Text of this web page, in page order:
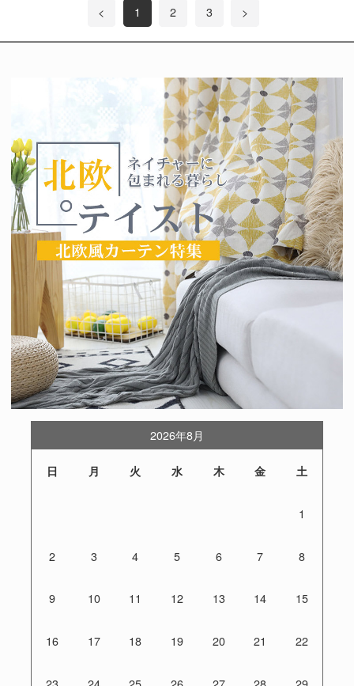
< 1 2 3 >
2026年8月
日 月 火 水 木 金 土
1
2 3 4 5 6 7 8
9 10 11 12 13 14 15
16 17 18 19 20 21 22